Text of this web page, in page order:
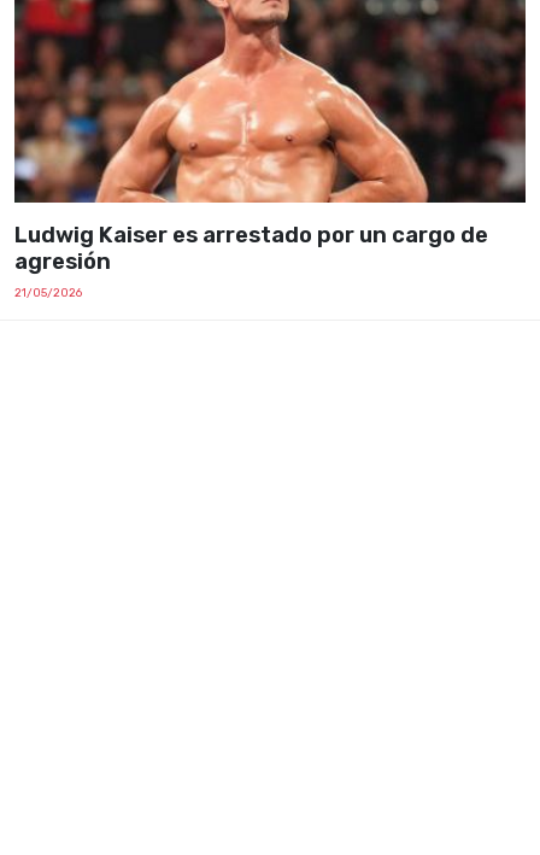
Ludwig Kaiser es arrestado por un cargo de
agresión
21/05/2026